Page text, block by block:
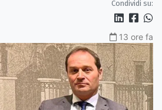
Condividi su:
13 ore fa